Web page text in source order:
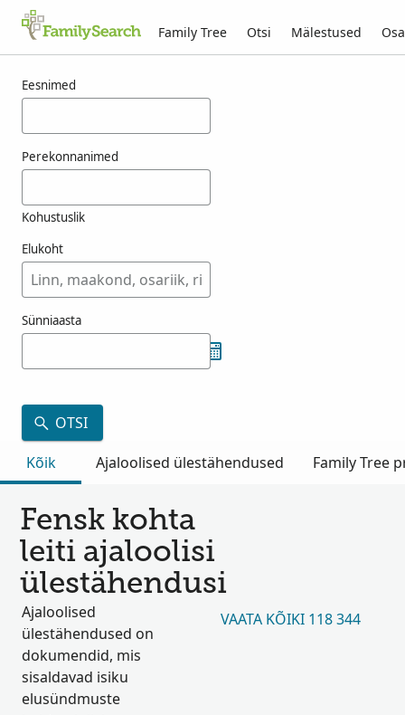
Family Tree Otsi Mälestused
Eesnimed
Perekonnanimed
Kohustuslik
Elukoht
Sünniaasta
OTSI
Kõik
Ajaloolised ülestähendused Family Tree
Fensk kohta
leiti ajaloolisi
ülestähendusi
Ajaloolised
ülestähendused on
dokumendid, mis
sisaldavad isiku
elusündmuste
VAATA KÕIKI 118 344